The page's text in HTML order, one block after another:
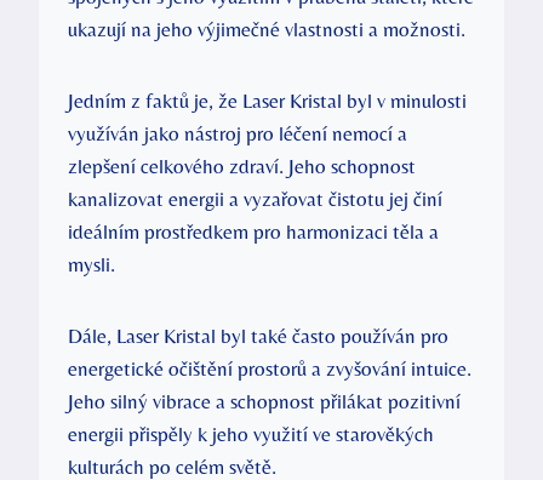
ukazují na jeho výjimečné vlastnosti a možnosti.
Jedním z faktů je, že Laser Kristal byl v minulosti
využíván jako nástroj pro léčení nemocí a
zlepšení celkového zdraví. Jeho schopnost
kanalizovat energii a vyzařovat čistotu jej činí
ideálním prostředkem pro harmonizaci těla a
mysli.
Dále, Laser Kristal byl také často používán pro
energetické očištění prostorů a zvyšování intuice.
Jeho silný vibrace a schopnost přilákat pozitivní
energii přispěly k jeho využití ve starověkých
kulturách po celém světě.